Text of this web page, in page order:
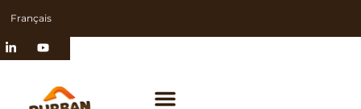
Français